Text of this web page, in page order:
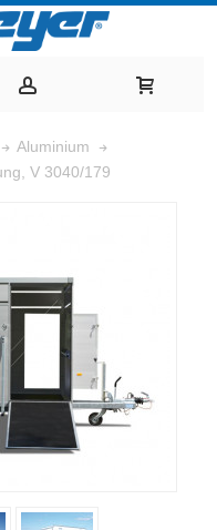
Aluminium
V 3040/179